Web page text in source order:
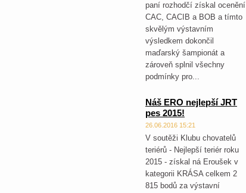
paní rozhodčí získal ocenění
CAC, CACIB a BOB a tímto
skvělým výstavním
výsledkem dokončil
maďarský šampionát a
zároveň splnil všechny
podmínky pro...
Náš ERO nejlepší JRT
pes 2015!
26.06.2016 15:21
V soutěži Klubu chovatelů
teriérů - Nejlepší teriér roku
2015 - získal ná Eroušek v
kategorii KRÁSA celkem 2
815 bodů za výstavní